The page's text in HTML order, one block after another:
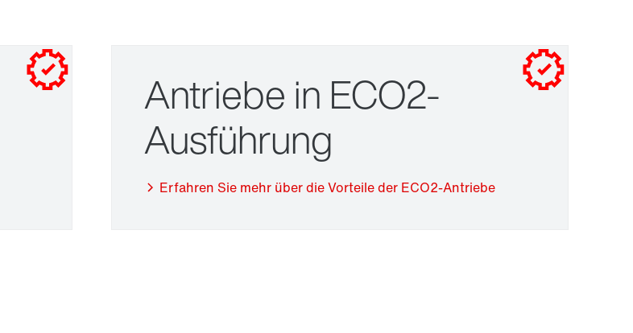
Oberflächen- und Korrosionsschutz
Antriebe in ECO2-
Ausführung
Erfahren Sie mehr über die Vorteile der ECO2-Antriebe